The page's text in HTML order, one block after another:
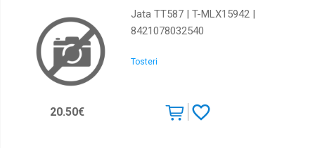
Jata TT587 | T-MLX15942 |
8421078032540
Tosteri
20.50€